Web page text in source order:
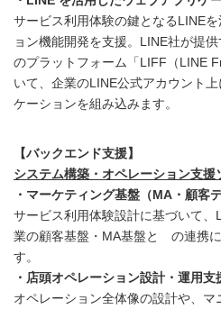
サービス利用体験の鍵となるLINE
ョン機能開発を支援。LINE社が提
のプラットフォーム「LIFF（LINE
いて、企業のLINE公式アカウント
ケーションを組み込みます。
【バックエンド支援】
システム構築・オペレーション支援
・マーケティング基盤（MA・顧客
サービス利用体験設計に基づいて
業の顧客基盤・MA基盤と の連携
す。
・店頭オペレーション設計・運用支
オペレーション全体像の設計や、マ